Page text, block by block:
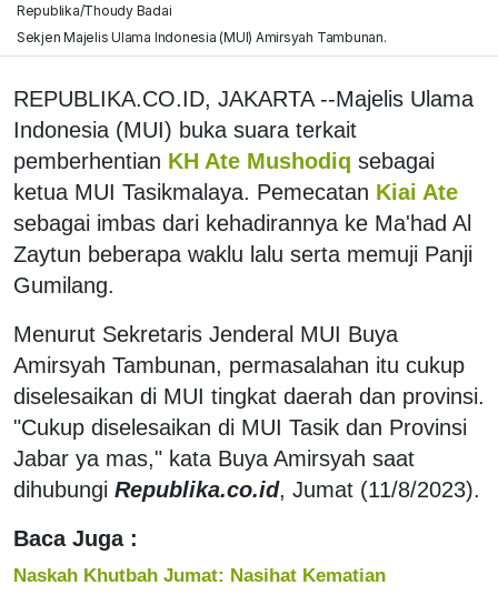
Republika/Thoudy Badai
Sekjen Majelis Ulama Indonesia (MUI) Amirsyah Tambunan.
REPUBLIKA.CO.ID, JAKARTA --Majelis Ulama
Indonesia (MUI) buka suara terkait
pemberhentian KH Ate Mushodiq sebagai
ketua MUI Tasikmalaya. Pemecatan Kiai Ate
sebagai imbas dari kehadirannya ke Ma'had Al
Zaytun beberapa waklu lalu serta memuji Panji
Gumilang.
Menurut Sekretaris Jenderal MUI Buya
Amirsyah Tambunan, permasalahan itu cukup
diselesaikan di MUI tingkat daerah dan provinsi.
"Cukup diselesaikan di MUI Tasik dan Provinsi
Jabar ya mas," kata Buya Amirsyah saat
dihubungi Republika.co.id, Jumat (11/8/2023).
Baca Juga :
Naskah Khutbah Jumat: Nasihat Kematian